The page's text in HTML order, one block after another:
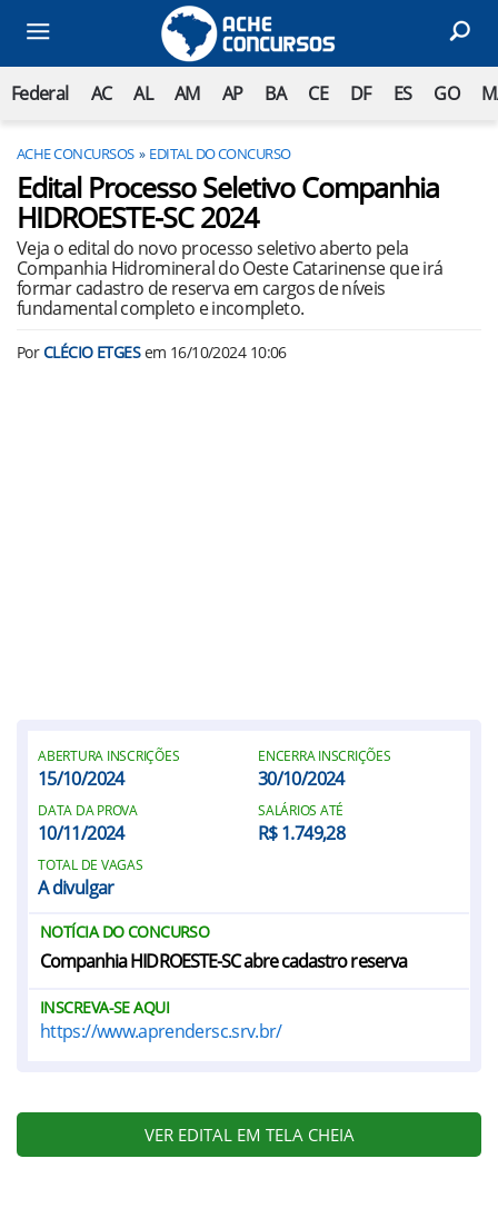
Federal AC AL AM AP BA CE DF ES GO
ACHE CONCURSOS EDITAL DO CONCURSO
Edital Processo Seletivo Companhia
HIDROESTE-SC 2024
Veja o edital do novo processo seletivo aberto pela
Companhia Hidromineral do Oeste Catarinense que irá
formar cadastro de reserva em cargos de níveis
fundamental completo e incompleto.
PorCLÉCIO ETGESem 16/10/2024 10:06
ABERTURA INSCRIÇÕES
15/10/2024
ENCERRA INSCRIÇÕES
30/10/2024
DATA DA PROVA
10/11/2024
SALÁRIOS ATÉ
R$ 1.749,28
TOTAL DE VAGAS
A divulgar
NOTÍCIA DO CONCURSO
Companhia HIDROESTE-SC abre cadastro reserva
INSCREVA-SE AQUI
https://www.aprendersc.srv.br/
VER EDITAL EM TELA CHEIA